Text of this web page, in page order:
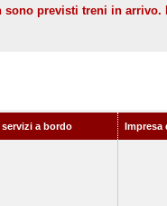
sono previsti treni in
servizi a bordo Impresa